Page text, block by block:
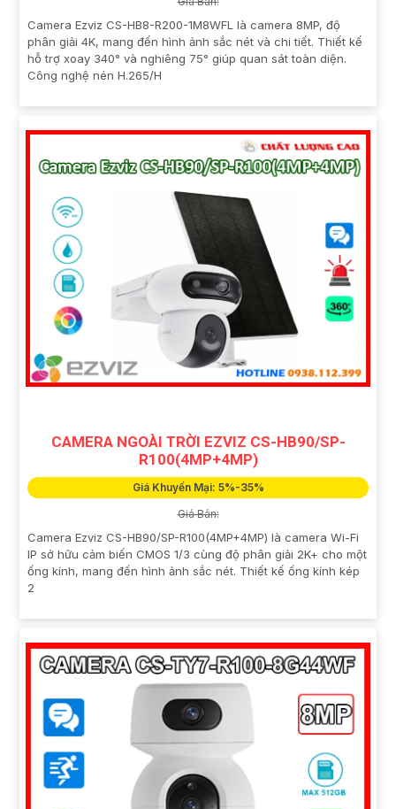
Camera Ezviz CS-HB8-R200-1M8WFL là camera 8MP, độ
phân giải 4K, mang đến hình ảnh sắc nét và chi tiết. Thiết kế
hỗ trợ xoay 340° và nghiêng 75° giúp quan sát toàn diện.
Công nghệ nén H.265/H
CAMERA NGOÀI TRỜI EZVIZ CS-HB90/SP-
R100(4MP+4MP)
Giá Khuyến Mại: 5%-35%
Giá Bán:
Camera Ezviz CS-HB90/SP-R100(4MP+4MP) là camera Wi-Fi
IP sở hữu cảm biến CMOS 1/3 cùng độ phân giải 2K+ cho một
ống kính, mang đến hình ảnh sắc nét. Thiết kế ống kính kép
2